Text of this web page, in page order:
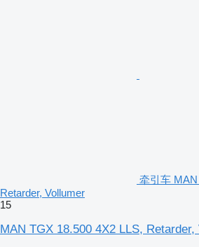
牵引车
Retarder, Vollumer
15
MAN TGX 18.500 4X2 LLS, Retarder,